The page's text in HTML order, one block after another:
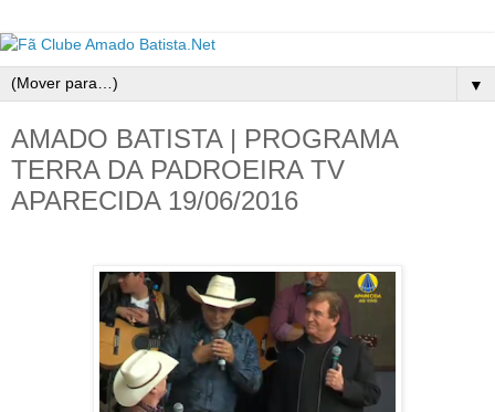
▼
AMADO BATISTA | PROGRAMA
TERRA DA PADROEIRA TV
APARECIDA 19/06/2016